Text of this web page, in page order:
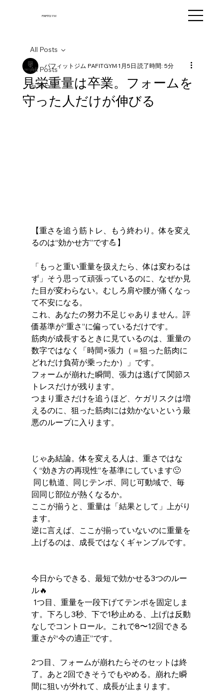
PAFITGYM
All Posts
お知らせ
All Posts
見栄重量は卒業。フォームを
守った人だけが伸びる
パフィットジム PAFITGYM1月5日 読了時間: 5分
【重さを追う筋トレ、もう終わり。体を変え
るのは“効かせ方”です💪】
「もっと重い重量を扱えたら、体は変わるは
ず」そう思って頑張っているのに、なぜか見
た目が変わらない。むしろ肩や腰が痛くなっ
て不安になる。
これ、あなたの努力不足じゃありません。評
価基準が“重さ”に偏っているだけです。
筋肉が成長するときに見ているのは、重量の
数字ではなく「時間×張力（＝狙った筋肉に
どれだけ負荷が乗ったか）」です。
フォームが崩れた瞬間、張力は逃げて関節ス
トレスだけが残ります。
つまり重さだけを追うほど、ケガリスクは増
えるのに、狙った筋肉には効かないという最
悪のループに入ります。
じゃあ結論。体を変える人は、重さではな
く“効き方の再現性”を基準にしています🙂
回同じ部位が熱くなるか。
ここが揃うと、重量は「結果として」上がり
ます。
逆に言えば、ここが揃っていないのに重量を
上げるのは、成長ではなくギャンブルです。
今日からできる、最短で効かせる3つのルー
ル🔥
す。下ろし3秒、下で1秒止める、上げは反動
なしでコントロール。これで8〜12回できる
重さが“今の適正”です。
2つ目、フォームが崩れたらそのセットは終
了。あと2回できそうでもやめる。崩れた瞬
間に狙いが外れて、成長が止まります。